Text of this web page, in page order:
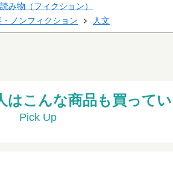
み物（フィクション）
ノンフィクション 人文
はこんな商品も買って
Pick Up